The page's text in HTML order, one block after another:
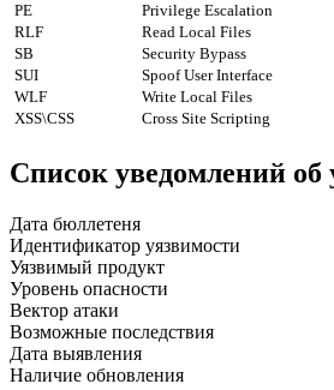
PE
Privilege Escalation
RLF
Read Local Files
SB
Security Bypass
SUI
Spoof User Interface
WLF
Write Local Files
XSS\CSS
Cross Site Scripting
Список уведомлений об
Дата бюллетеня
Идентификатор уязвимости
Уязвимый продукт
Уровень опасности
Вектор атаки
Возможные последствия
Дата выявления
Наличие обновления